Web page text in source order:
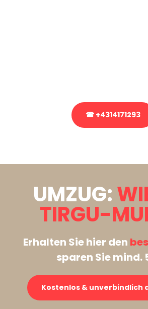
☎ +4314171293
UMZUG:
TIRGU-
Erhalten Sie hier den
sparen Sie mind.
Kostenlos & unverbindlich